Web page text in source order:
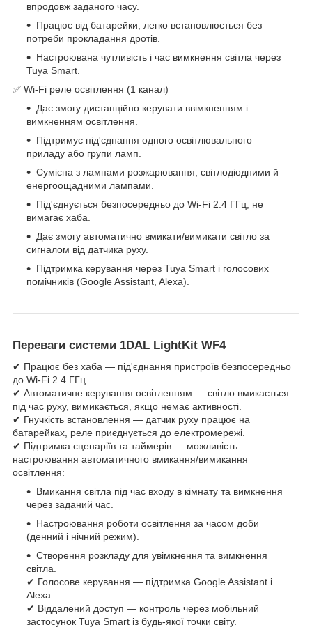
впродовж заданого часу.
Працює від батарейки, легко встановлюється без
потреби прокладання дротів.
Настроювана чутливість і час вимкнення світла через
Tuya Smart.
✅ Wi-Fi реле освітлення (1 канал)
Дає змогу дистанційно керувати ввімкненням і
вимкненням освітлення.
Підтримує під'єднання одного освітлювального
приладу або групи ламп.
Сумісна з лампами розжарювання, світлодіодними й
енергоощадними лампами.
Під'єднується безпосередньо до Wi-Fi 2.4 ГГц, не
вимагає хаба.
Дає змогу автоматично вмикати/вимикати світло за
сигналом від датчика руху.
Підтримка керування через Tuya Smart і голосових
помічників (Google Assistant, Alexa).
Переваги системи 1DAL LightKit WF4
✔ Працює без хаба — під'єднання пристроїв безпосередньо
до Wi-Fi 2.4 ГГц.
✔ Автоматичне керування освітленням — світло вмикається
під час руху, вимикається, якщо немає активності.
✔ Гнучкість встановлення — датчик руху працює на
батарейках, реле приєднується до електромережі.
✔ Підтримка сценаріїв та таймерів — можливість
настроювання автоматичного вмикання/вимикання
освітлення:
Вмикання світла під час входу в кімнату та вимкнення
через заданий час.
Настроювання роботи освітлення за часом доби
(денний і нічний режим).
Створення розкладу для увімкнення та вимкнення
світла.
✔ Голосове керування — підтримка Google Assistant і
Alexa.
✔ Віддалений доступ — контроль через мобільний
застосунок Tuya Smart із будь-якої точки світу.